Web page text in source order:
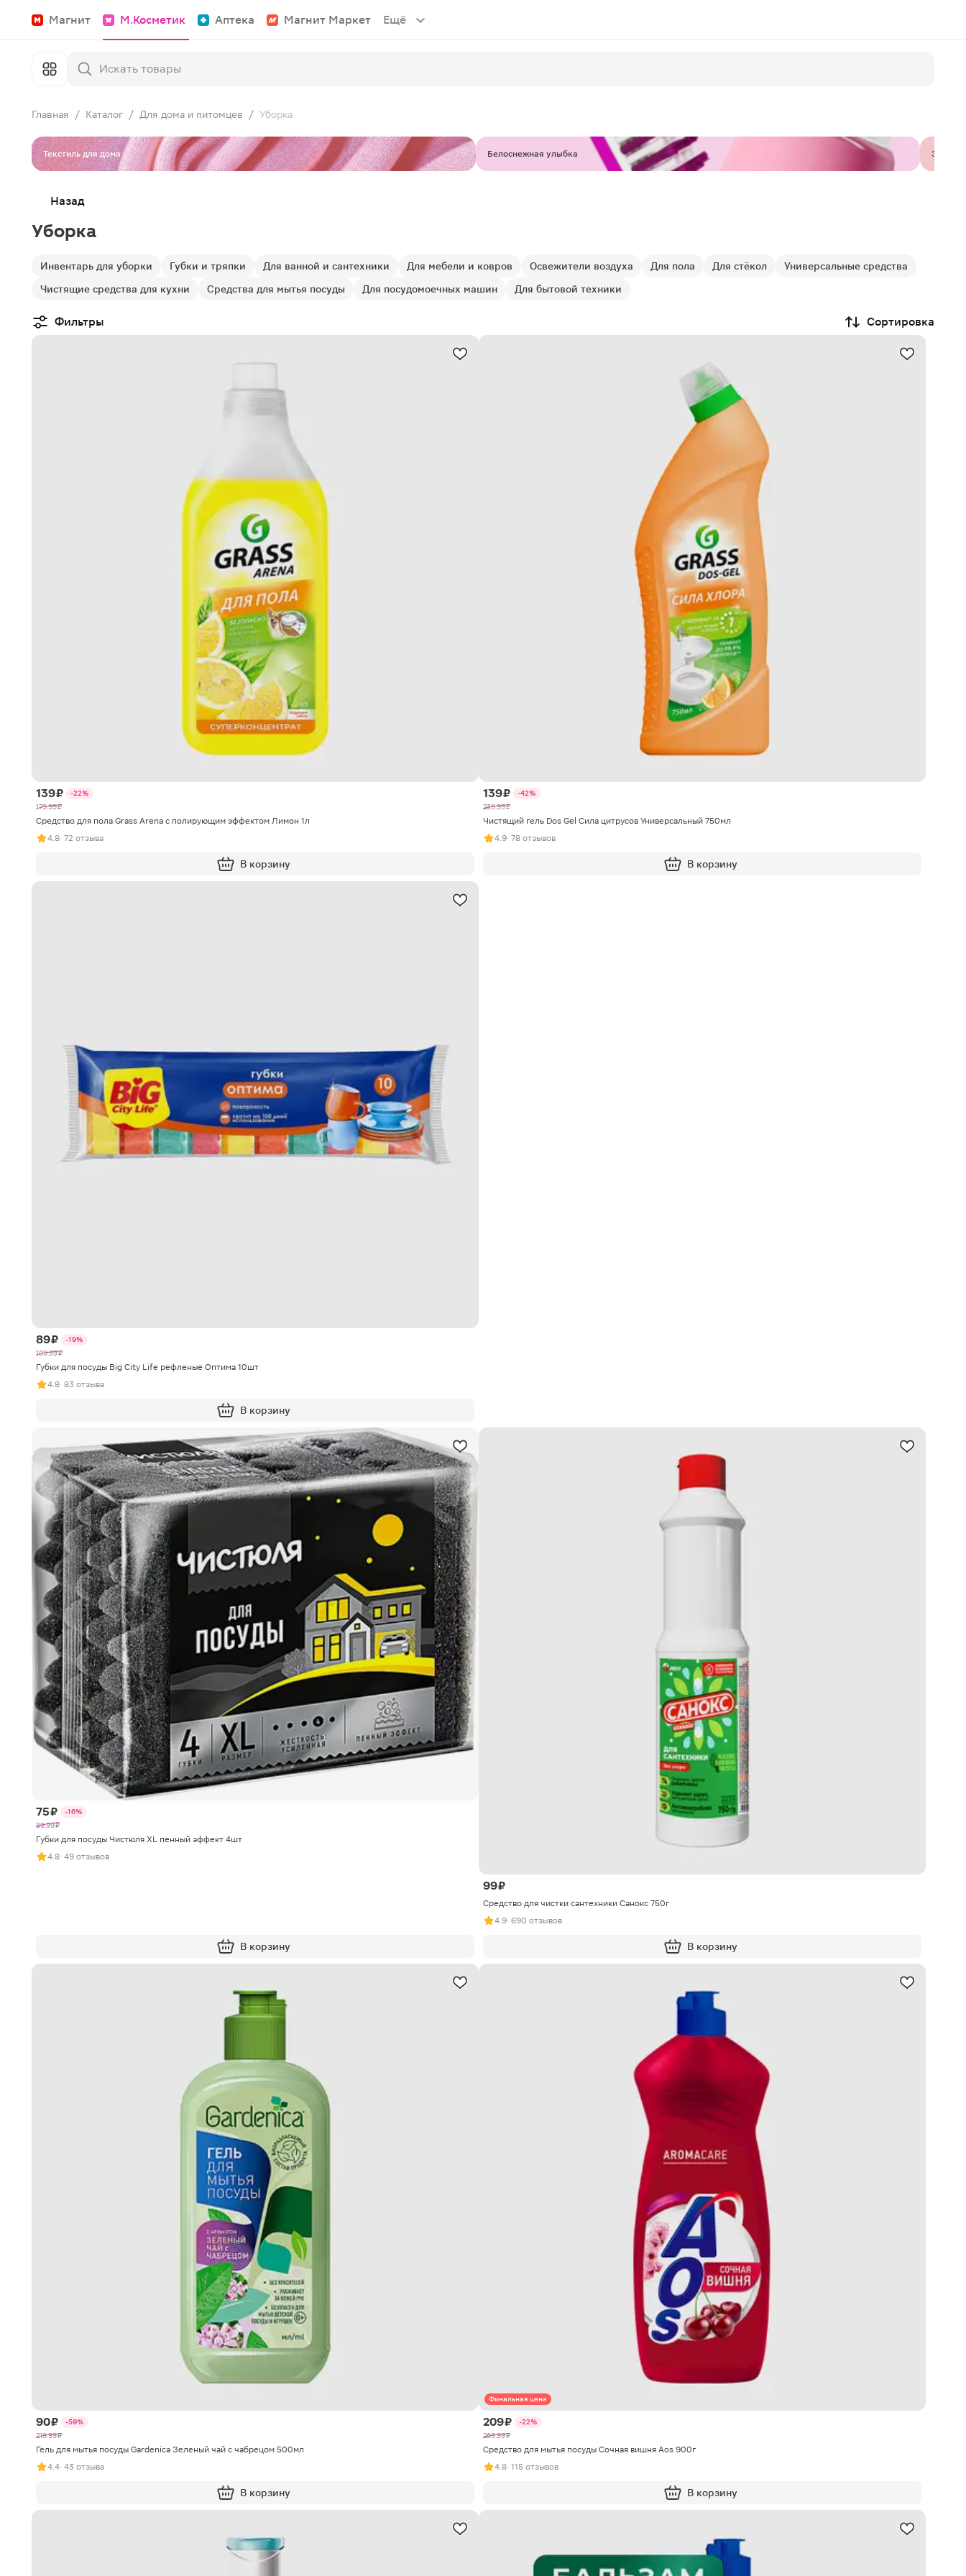
Магнит М.Косметик Аптека Магнит Маркет Ещё
Главная / Каталог / Для дома и питомцев / Уборка
Текстиль для дома Белоснежная улыбка Забота
Назад
Уборка
Инвентарь для уборки Губки и тряпки Для ванной и сантехники Для мебели и ковров Освежители воздуха Для пола Для стёкол
Универсальные средства
Чистящие средства для кухни
Средства для мытья посуды Для посудомоечных машин Для бытовой техники
Фильтры Сортировка
139 ₽
-22%
179.99 ₽
Средство для пола Grass Arena с полирующим эффектом Лимон 1л
4.8· 72 отзыва
В корзину
139 ₽
-42%
239.99 ₽
Чистящий гель Dos Gel Сила цитрусов Универсальный 750мл
4.9· 78 отзывов
В корзину
89 ₽
-19%
109.99 ₽
Губки для посуды Big City Life рефленые Оптима 10шт
4.8· 83 отзыва
В корзину
75 ₽
-16%
89.99 ₽
Губки для посуды Чистюля XL пенный эффект 4шт
4.8· 49 отзывов
В корзину
99 ₽
Средство для чистки сантехники Санокс 750г
4.9· 690 отзывов
В корзину
90 ₽
-59%
219.99 ₽
Гель для мытья посуды Gardenica Зеленый чай с чабрецом 500мл
4.4· 43 отзыва
В корзину
Финальная цена
209 ₽
-22%
269.99 ₽
Средство для мытья посуды Сочная вишня Aos 900г
4.8· 115 отзывов
В корзину